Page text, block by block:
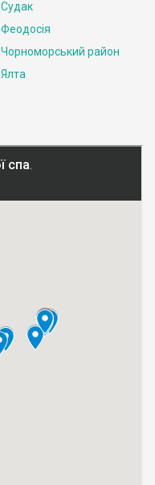
Судак
Феодосія
Чорноморський район
Ялта